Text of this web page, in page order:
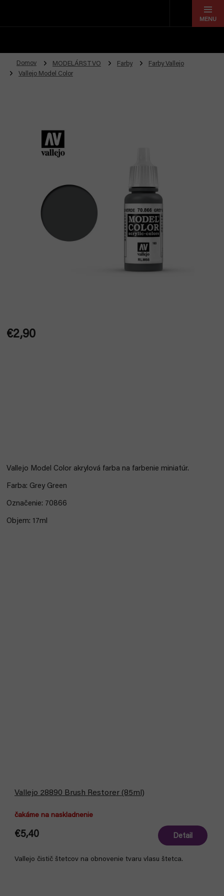
Domov MODELÁRSTVO Farby
Farby Vallejo
Vallejo Model Color
€2,90
Vallejo Model Color akrylová farba na farbenie miniatúr.
Farba: Grey Green
Označenie: 70866
Objem: 17ml
Vallejo 28890 Brush Restorer (85ml)
čakáme na naskladnenie
€5,40 Detail
Vallejo čistič štetcov na obnovenie tvaru vlasu štetca.